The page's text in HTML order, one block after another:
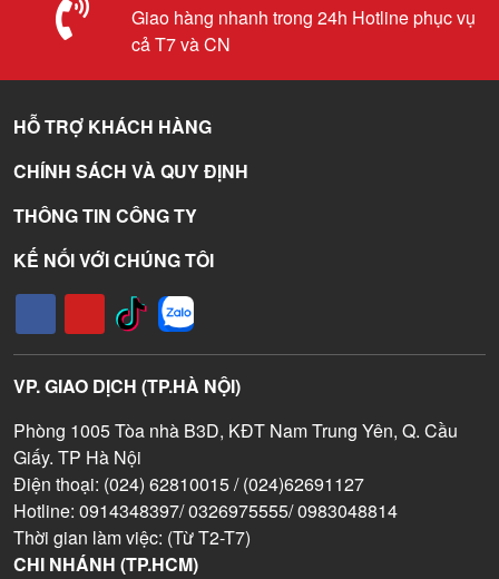
Giao hàng nhanh trong 24h Hotline phục vụ
cả T7 và CN
HỖ TRỢ KHÁCH HÀNG
CHÍNH SÁCH VÀ QUY ĐỊNH
THÔNG TIN CÔNG TY
KẾ NỐI VỚI CHÚNG TÔI
VP. GIAO DỊCH (TP.HÀ NỘI)
Phòng 1005 Tòa nhà B3D, KĐT Nam Trung Yên, Q. Cầu
Giấy. TP Hà Nội
Điện thoại: (024) 62810015 / (024)62691127
Hotline: 0914348397/ 0326975555/ 0983048814
Thời gian làm việc: (Từ T2-T7)
CHI NHÁNH (TP.HCM)